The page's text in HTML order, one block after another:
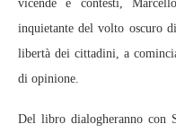
vicende e contesti,
inquietante del volto oscuro
libertà dei cittadini, a
di opinione.
Del libro dialogheranno